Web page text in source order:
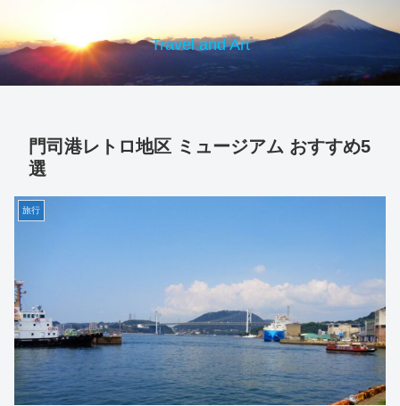
Travel and Art
門司港レトロ地区 ミュージアム おすすめ5
選
旅行